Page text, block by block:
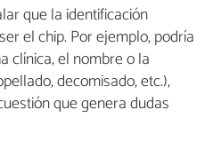
que la identificación
el chip. Por ejemplo, podría
clínica, el nombre o la
decomisado, etc.),
que genera dudas